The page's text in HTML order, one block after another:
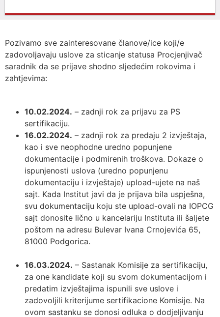
Pozivamo sve zainteresovane članove/ice koji/e
zadovoljavaju uslove za sticanje statusa Procjenjivač
saradnik da se prijave shodno sljedećim rokovima i
zahtjevima:
10.02.2024. – zadnji rok za prijavu za PS
sertifikaciju.
16.02.2024. – zadnji rok za predaju 2 izvještaja,
kao i sve neophodne uredno popunjene
dokumentacije i podmirenih troškova. Dokaze o
ispunjenosti uslova (uredno popunjenu
dokumentaciju i izvještaje) upload-ujete na naš
sajt. Kada Institut javi da je prijava bila uspješna,
svu dokumentaciju koju ste upload-ovali na IOPCG
sajt donosite lično u kancelariju Instituta ili šaljete
poštom na adresu Bulevar Ivana Crnojevića 65,
81000 Podgorica.
16.03.2024. – Sastanak Komisije za sertifikaciju,
za one kandidate koji su svom dokumentacijom i
predatim izvještajima ispunili sve uslove i
zadovoljili kriterijume sertifikacione Komisije. Na
ovom sastanku se donosi odluka o dodjeljivanju